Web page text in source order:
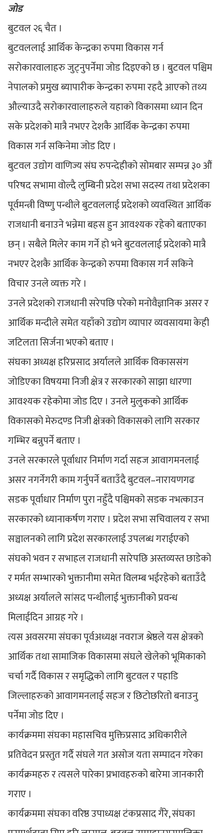
जोड
बुटवल २६ चैत ।
बुटवललाई आर्थिक केन्द्रका रुपमा विकास गर्न
सरोकारवालाहरु जुट्नुपर्नेमा जोड दिइएको छ । बुटवल पश्चिम
नेपालको प्रमुख ब्यापारीक केन्द्रका रुपमा रहदै आएको तथ्य
औल्याउदै सरोकारवालाहरुले यहाको विकासमा ध्यान दिन
सके प्रदेशको मात्रै नभएर देशकै आर्थिक केन्द्रका रुपमा
विकास गर्न सकिनेमा जोड दिए ।
बुटवल उद्योग वाणिज्य संघ रुपन्देहीको सोमबार सम्पन्न ३० औं
परिषद सभामा वोल्दै लुम्बिनी प्रदेश सभा सदस्य तथा प्रदेशका
पूर्वमन्त्री विष्णु पन्थीले बुटवललाई प्रदेशको व्यवस्थित आर्थिक
राजधानी बनाउने भन्नेमा बहस हुन आवश्यक रहेको बताएका
छन् । सबैले मिलेर काम गर्ने हो भने बुटवललाई प्रदेशको मात्रै
नभएर देशकै आर्थिक केन्द्रको रुपमा विकास गर्न सकिने
विचार उनले व्यक्त गरे ।
उनले प्रदेशको राजधानी सरेपछि परेको मनोवैज्ञानिक असर र
आर्थिक मन्दीले समेत यहाँको उद्योग व्यापार व्यवसायमा केही
जटिलता सिर्जना भएको बताए ।
संघका अध्यक्ष हरिप्रसाद अर्यालले आर्थिक विकाससंग
जोडिएका विषयमा निजी क्षेत्र र सरकारको साझा धारणा
आवश्यक रहेकोमा जोड दिए । उनले मुलुकको आर्थिक
विकासको मेरुदण्ड निजी क्षेत्रको विकासको लागि सरकार
गम्भिर बन्नुपर्ने बताए ।
उनले सरकारले पूर्वाधार निर्माण गर्दा सहज आवागमनलाई
असर नगर्नेगरी काम गर्नुपर्ने बताउँदै बुटवल–नारायणगढ
सडक पूर्वाधार निर्माण पुरा नहुँदै पश्चिमको सडक नभत्काउन
सरकारको ध्यानाकर्षण गराए । प्रदेश सभा सचिवालय र सभा
सञ्चालनको लागि प्रदेश सरकारलाई उपलब्ध गराईएको
संघको भवन र सभाहल राजधानी सारेपछि अस्तव्यस्त छाडेको
र मर्मत सम्भारको भुक्तानीमा समेत विलम्ब भईरहेको बताउँदै
अध्यक्ष अर्यालले सांसद पन्थीलाई भुक्तानीको प्रवन्ध
मिलाईदिन आग्रह गरे ।
त्यस अवसरमा संघका पूर्वअध्यक्ष नवराज श्रेष्ठले यस क्षेत्रको
आर्थिक तथा सामाजिक विकासमा संघले खेलेको भूमिकाको
चर्चा गर्दै विकास र समृद्धिको लागि बुटवल र पहाडि
जिल्लाहरुको आवागमनलाई सहज र छिटोछरितो बनाउनु
पर्नेमा जोड दिए ।
कार्यक्रममा संघका महासचिव मुक्तिप्रसाद अधिकारीले
प्रतिवेदन प्रस्तुत गर्दै संघले गत असोज यता सम्पादन गरेका
कार्यक्रमहरु र त्यसले पारेका प्रभावहरुको बारेमा जानकारी
गराए ।
कार्यक्रममा संघका वरिष्ठ उपाध्यक्ष टंकप्रसाद गैरे, संघका